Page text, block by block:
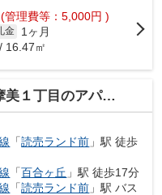
(管理費等：5,000円 )
金
1ヶ月
16.47㎡
１丁目のアパート
「読売ランド前 」駅 徒歩
「百合ヶ丘 」駅 徒歩17分
「読売ランド前 」駅 バス